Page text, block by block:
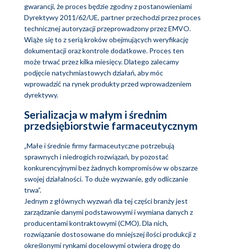
gwarancji, że proces będzie zgodny z postanowieniami
Dyrektywy 2011/62/UE, partner przechodzi przez proces
technicznej autoryzacji przeprowadzony przez EMVO.
Wiąże się to z serią kroków obejmujących weryfikację
dokumentacji oraz kontrole dodatkowe. Proces ten
może trwać przez kilka miesięcy. Dlatego zalecamy
podjęcie natychmiastowych działań, aby móc
wprowadzić na rynek produkty przed wprowadzeniem
dyrektywy.
Serializacja w małym i średnim
przedsiębiorstwie farmaceutycznym
„Małe i średnie firmy farmaceutyczne potrzebują
sprawnych i niedrogich rozwiązań, by pozostać
konkurencyjnymi bez żadnych kompromisów w obszarze
swojej działalności. To duże wyzwanie, gdy odliczanie
trwa”.
Jednym z głównych wyzwań dla tej części branży jest
zarządzanie danymi podstawowymi i wymiana danych z
producentami kontraktowymi (CMO). Dla nich,
rozwiązanie dostosowane do mniejszej ilości produkcji z
określonymi rynkami docelowymi otwiera drogę do